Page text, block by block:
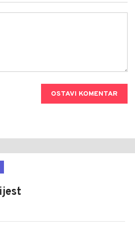
OSTAVI KOMENTAR